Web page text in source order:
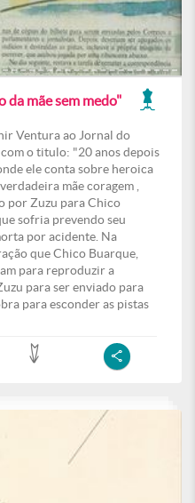
da mãe sem medo"
Ventura ao Jornal do
o titulo: "20 anos depois
ele conta sobre heroica
mãe coragem ,
por Zuzu para Chico
sofria prevendo seu
por acidente. Na
que Chico Buarque,
para reproduzir a
para ser enviado para
para esconder as pistas